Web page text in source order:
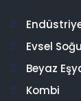
Evsel
Beyaz
Kombi